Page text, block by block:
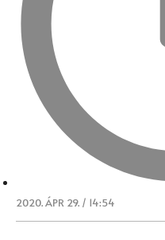
2020. ÁPR 29. / 14:54